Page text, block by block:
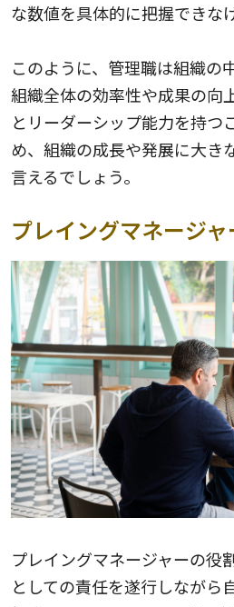
な数値を具体的に把握できな
このように、管理職は組織の
組織全体の効率性や成果の向
とリーダーシップ能力を持つ
め、組織の成長や発展に大き
言えるでしょう。
プレイングマネージ
プレイングマネージャーの役​​
としての責任を遂行しながら